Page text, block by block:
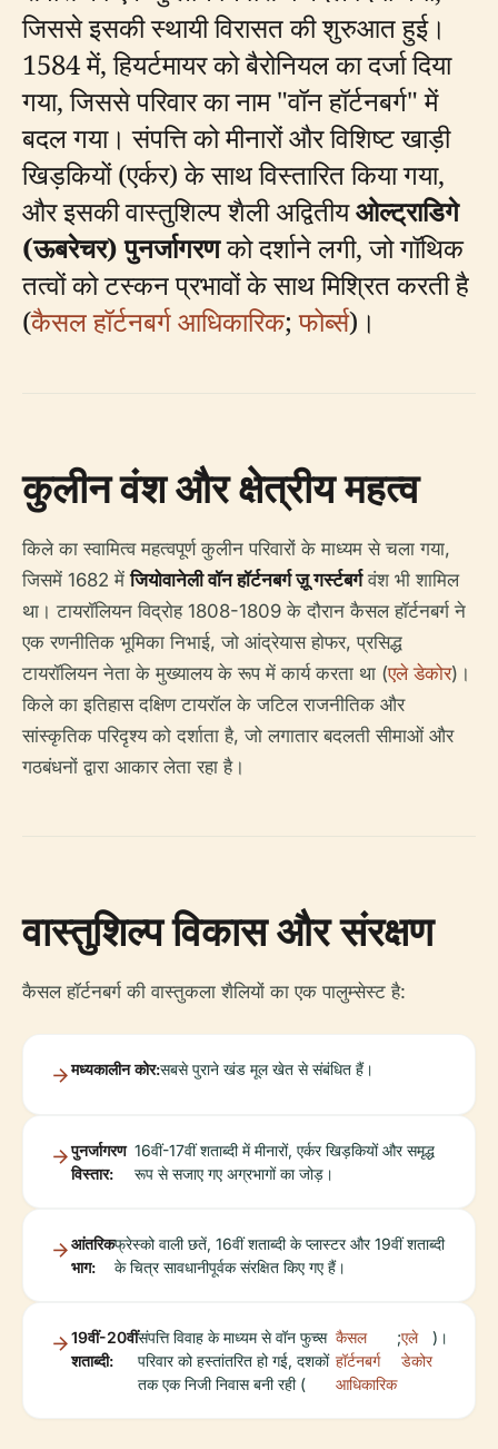
जिससे इसकी स्थायी विरासत की शुरुआत हुई।
1584 में, हियर्टमायर को बैरोनियल का दर्जा दिया
गया, जिससे परिवार का नाम "वॉन हॉर्टनबर्ग" में
बदल गया। संपत्ति को मीनारों और विशिष्ट खाड़ी
खिड़कियों (एर्कर) के साथ विस्तारित किया गया,
और इसकी वास्तुशिल्प शैली अद्वितीयओल्ट्राडिगे
(ऊबरेचर) पुनर्जागरणको दर्शाने लगी, जो गॉथिक
तत्वों को टस्कन प्रभावों के साथ मिश्रित करती है
(कैसल हॉर्टनबर्ग आधिकारिक;फोर्ब्स)।
कुलीन वंश और क्षेत्रीय महत्व
किले का स्वामित्व महत्वपूर्ण कुलीन परिवारों के माध्यम से चला गया,
जिसमें 1682 मेंजियोवानेली वॉन हॉर्टनबर्ग ज़ू गर्स्टबर्गवंश भी शामिल
था। टायरॉलियन विद्रोह 1808-1809 के दौरान कैसल हॉर्टनबर्ग ने
एक रणनीतिक भूमिका निभाई, जो आंद्रेयास होफर, प्रसिद्ध
टायरॉलियन नेता के मुख्यालय के रूप में कार्य करता था (एले डेकोर)।
किले का इतिहास दक्षिण टायरॉल के जटिल राजनीतिक और
सांस्कृतिक परिदृश्य को दर्शाता है, जो लगातार बदलती सीमाओं और
गठबंधनों द्वारा आकार लेता रहा है।
वास्तुशिल्प विकास और संरक्षण
कैसल हॉर्टनबर्ग की वास्तुकला शैलियों का एक पालुम्सेस्ट है:
मध्यकालीन कोर:सबसे पुराने खंड मूल खेत से संबंधित हैं।
पुनर्जागरण
विस्तार:
16वीं-17वीं शताब्दी में मीनारों, एर्कर खिड़कियों और समृद्ध
रूप से सजाए गए अग्रभागों का जोड़।
आंतरिक
भाग:
फ्रेस्को वाली छतें, 16वीं शताब्दी के प्लास्टर और 19वीं शताब्दी
के चित्र सावधानीपूर्वक संरक्षित किए गए हैं।
19वीं-20वीं
शताब्दी:
संपत्ति विवाह के माध्यम से वॉन फुच्स
परिवार को हस्तांतरित हो गई, दशकों
तक एक निजी निवास बनी रही (
कैसल
हॉर्टनबर्ग
आधिकारिक
;एले
डेकोर
)।